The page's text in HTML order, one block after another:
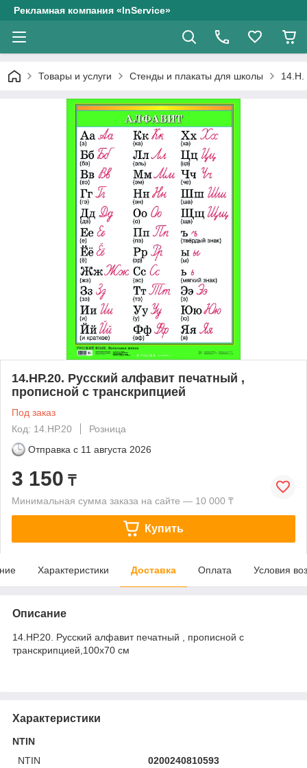
Рекламная компания «InService»
Товары и услуги Стенды и плакаты для школы 14.Н.
14.НР.20. Русский алфавит печатный ,
прописной с транскрипцией
Под заказ
Код: 14.НР.20
Розница
Отправка с 11 августа 2026
3 150 ₸
Минимальная сумма заказа на сайте — 10 000 ₸
Купить
Характеристики Доставка Оплата Условия
Описание
14.НР.20. Русский алфавит печатный , прописной с
транскрипцией,100х70 см
Характеристики
NTIN
NTIN
0200240810593